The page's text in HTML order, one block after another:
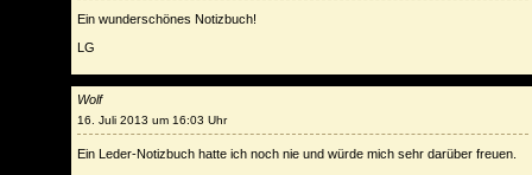
Ein wunderschönes Notizbuch!
LG
Wolf
16. Juli 2013 um 16:03 Uhr
Ein Leder-Notizbuch hatte ich noch nie und würde mich sehr darüber freuen.